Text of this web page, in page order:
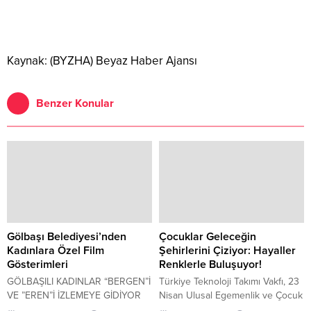
Kaynak: (BYZHA) Beyaz Haber Ajansı
Benzer Konular
Gölbaşı Belediyesi’nden
Kadınlara Özel Film
Gösterimleri
GÖLBAŞILI KADINLAR “BERGEN”İ
VE ”EREN”İ İZLEMEYE GİDİYOR
Çocuklar Geleceğin
Şehirlerini Çiziyor: Hayaller
Renklerle Buluşuyor!
Türkiye Teknoloji Takımı Vakfı, 23
Nisan Ulusal Egemenlik ve Çocuk